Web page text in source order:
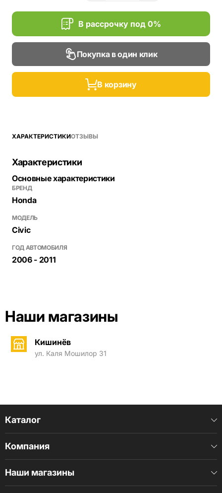
В рассрочку под 0%
Покупка в один клик
В корзину
ХАРАКТЕРИСТИКИОТЗЫВЫ
Характеристики
Основные характеристики
БРЕНД
Honda
МОДЕЛЬ
Civic
ГОД АВТОМОБИЛЯ
2006 - 2011
Наши магазины
Кишинёв
ул. Каля Мошилор 31
Каталог
Компания
Наши магазины